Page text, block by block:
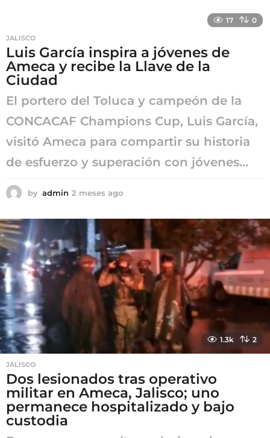
a
g
o
17 0
JALISCO
Luis García inspira a jóvenes de
Ameca y recibe la Llave de la
Ciudad
El portero del Toluca y campeón de la
CONCACAF Champions Cup, Luis García,
visitó Ameca para compartir su historia
de esfuerzo y superación con jóvenes...
by admin 2 meses ago
s
a
g
o
1.3k 2
JALISCO
Dos lesionados tras operativo
militar en Ameca, Jalisco; uno
permanece hospitalizado y bajo
custodia